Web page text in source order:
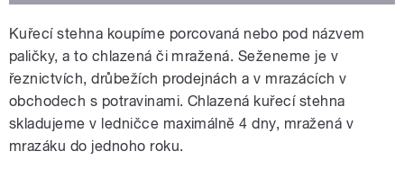
Kuřecí stehna koupíme porcovaná nebo pod názvem
paličky, a to chlazená či mražená. Seženeme je v
řeznictvích, drůbežích prodejnách a v mrazácích v
obchodech s potravinami. Chlazená kuřecí stehna
skladujeme v ledničce maximálně 4 dny, mražená v
mrazáku do jednoho roku.